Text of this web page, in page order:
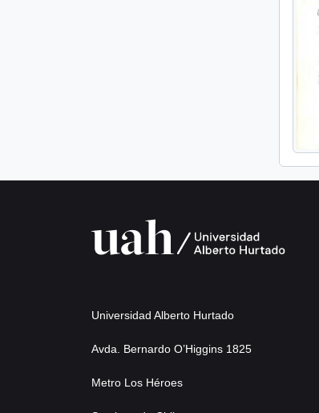
Universidad Alberto Hurtado
Avda. Bernardo O’Higgins 1825
Metro Los Héroes